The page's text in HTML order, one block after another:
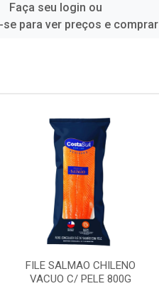
Faça seu login ou
se para ver preços e comprar
FILE SALMAO CHILENO
VACUO C/ PELE 800G